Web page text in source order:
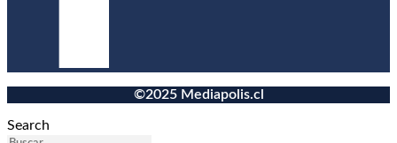
©2025 Mediapolis.cl
Search